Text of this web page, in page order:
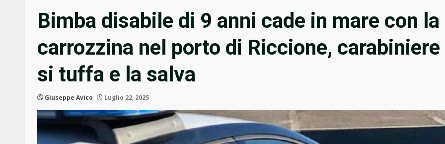
Bimba disabile di 9 anni cade in mare con la
carrozzina nel porto di Riccione, carabiniere
si tuffa e la salva
Giuseppe Avico Luglio 22, 2025